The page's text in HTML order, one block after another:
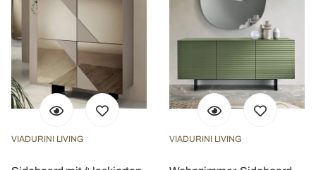
VIADURINI LIVING VIADURINI LIVING